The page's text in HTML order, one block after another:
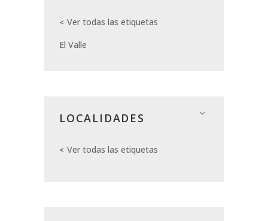
Ver todas las etiquetas
El Valle
LOCALIDADES
Ver todas las etiquetas